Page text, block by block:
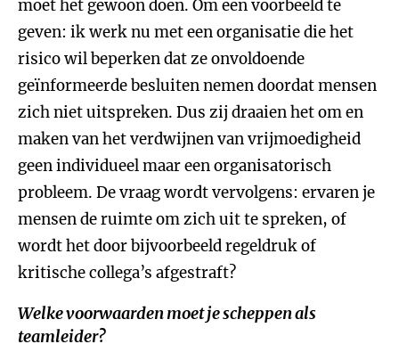
moet het gewoon doen. Om een voorbeeld te
geven: ik werk nu met een organisatie die het
risico wil beperken dat ze onvoldoende
geïnformeerde besluiten nemen doordat mensen
zich niet uitspreken. Dus zij draaien het om en
maken van het verdwijnen van vrijmoedigheid
geen individueel maar een organisatorisch
probleem. De vraag wordt vervolgens: ervaren je
mensen de ruimte om zich uit te spreken, of
wordt het door bijvoorbeeld regeldruk of
kritische collega’s afgestraft?
Welke voorwaarden moet je scheppen als
teamleider?